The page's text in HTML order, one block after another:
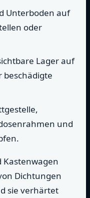
Unterboden auf
oder
Lager auf
beschädigte
und
Kastenwagen
Dichtungen
sie verhärtet